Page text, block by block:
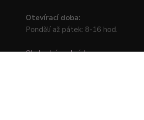
Otevírací doba:
Pondělí až pátek: 8-16 hod.
Obchodní podmínky